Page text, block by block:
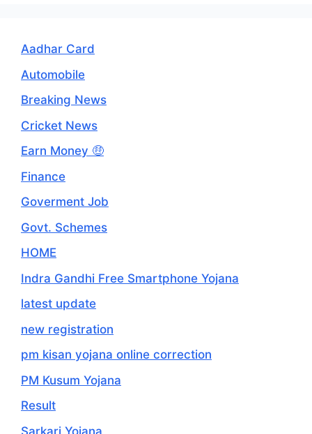
Aadhar Card
Automobile
Breaking News
Cricket News
Earn Money 🤑
Finance
Goverment Job
Govt. Schemes
HOME
Indra Gandhi Free Smartphone Yojana
latest update
new registration
pm kisan yojana online correction
PM Kusum Yojana
Result
Sarkari Yojana